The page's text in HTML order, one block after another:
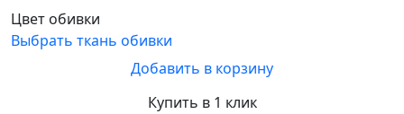
Цвет обивки
Выбрать ткань обивки
Добавить в корзину
Купить в 1 клик